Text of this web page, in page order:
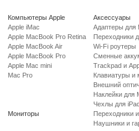
Компьютеры Apple
Apple iMac
Apple MacBook Pro Retina
Apple MacBook Air
Apple MacBook Pro
Apple Mac mini
Mac Pro
Мониторы
Аксессуары
Адаптеры для
Переходники
Wi-Fi роутеры
Сменные
Trackpad и
Клавиатуры
Внешний
Наклейки для
Чехлы для iPad
Переходники
Наушники и